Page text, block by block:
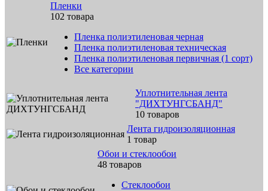
Пленки
102 товара
Пленка полиэтиленовая черная
Пленка полиэтиленовая техническая
Пленка полиэтиленовая первичная (1 сорт)
Все категории
Уплотнительная лента
"ДИХТУНГСБАНД"
10 товаров
Лента гидроизоляционная
1 товар
Обои и стеклообои
48 товаров
Стеклообои